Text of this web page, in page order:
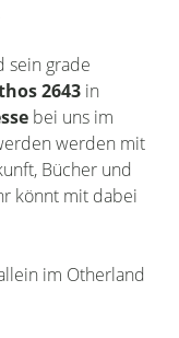
sein grade
2643 in
bei uns im
werden mit
Bücher und
könnt mit dabei
im Otherland